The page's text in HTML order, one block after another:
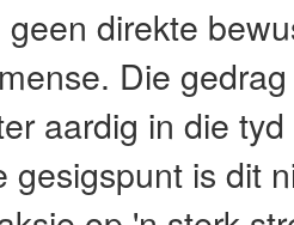
direkte
Die
aardig in die
gesigspunt is dit